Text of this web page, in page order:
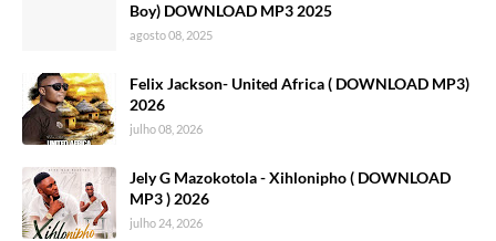
Boy) DOWNLOAD MP3 2025
agosto 08, 2025
Felix Jackson- United Africa ( DOWNLOAD MP3)
2026
julho 08, 2026
Jely G Mazokotola - Xihlonipho ( DOWNLOAD
MP3 ) 2026
julho 24, 2026